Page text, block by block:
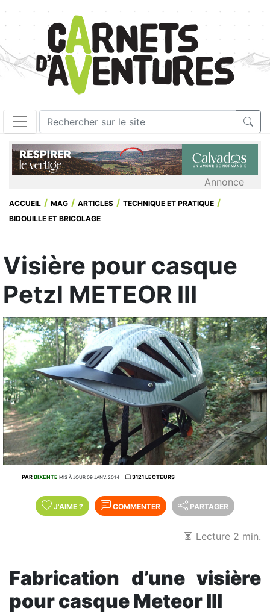
Annonce
ACCUEIL MAG ARTICLES
TECHNIQUE ET PRATIQUE
BIDOUILLE ET BRICOLAGE
Visière pour casque
Petzl METEOR III
PARBIXENTE MIS À JOUR 09 JANV. 2014 3121 LECTEURS
J'AIME ? COMMENTER PARTAGER
Lecture 2 min.
Fabrication d’une visière
pour casque Meteor III